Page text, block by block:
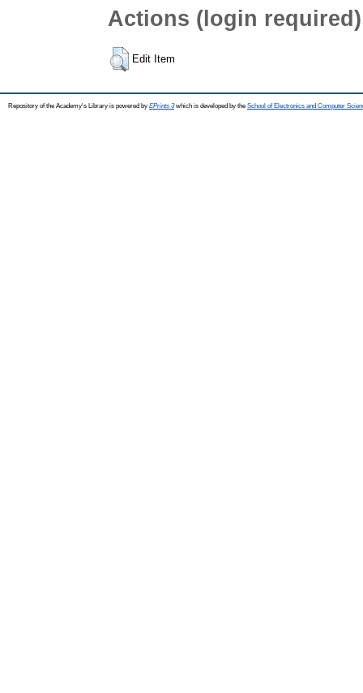
Actions (login required)
Edit Item
Repository of the Academy's Library is powered by EPrints 3which is developed by the School of Electronics and Computer